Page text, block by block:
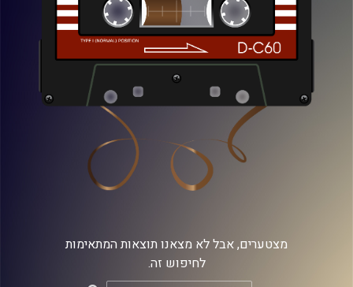
מצטערים, אבל לא מצאנו תוצאות המתאימות
לחיפוש זה.